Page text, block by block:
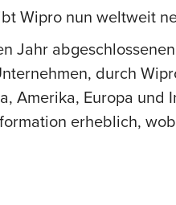
Wipro nun weltweit
Jahr abgeschlossenen
durch
Amerika, Europa
erheblich,